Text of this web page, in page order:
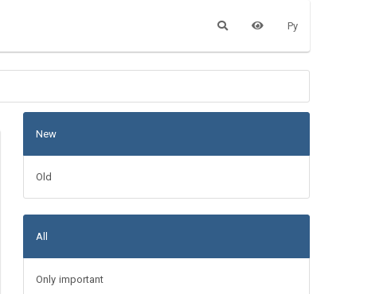
Ру
New
Old
All
Only important